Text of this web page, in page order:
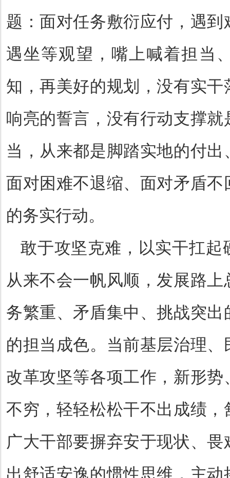
题：面对任务敷衍应付，遇
遇坐等观望，嘴上喊着担当
知，再美好的规划，没有实
响亮的誓言，没有行动支撑
当，从来都是脚踏实地的付
面对困难不退缩、面对矛盾
的务实行动。
敢于攻坚克难，以实干扛起
从来不会一帆风顺，发展路
务繁重、矛盾集中、挑战突
的担当成色。当前基层治理
改革攻坚等各项工作，新形
不穷，轻轻松松干不出成绩
广大干部要摒弃安于现状、
出舒适安逸的惯性思维，主